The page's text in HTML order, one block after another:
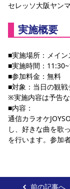
セレッソ大阪ヤン
実施概要
■実施場所：メイ
■実施時間：
■参加料金：無料
■対象：当日の観
※実施内容は予告
■内容：
通信カラオケ
し、好きな曲を歌
を行います。参加
前の記事へ